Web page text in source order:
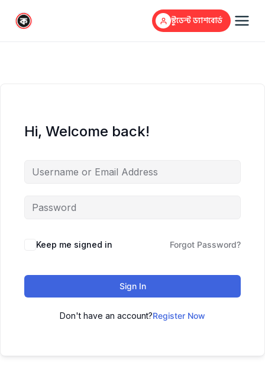
স্টুডেন্ট ড্যাশবোর্ড
Hi, Welcome back!
Keep me signed in Forgot Password?
Sign In
Don't have an account?Register Now